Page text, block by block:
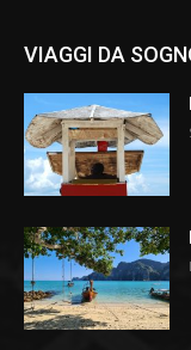
VIAGGI DA